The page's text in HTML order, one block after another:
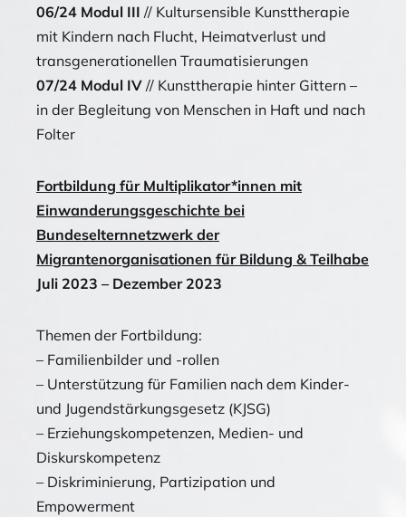
06/24 Modul III // Kultursensible Kunsttherapie
mit Kindern nach Flucht, Heimatverlust und
transgenerationellen Traumatisierungen
07/24 Modul IV // Kunsttherapie hinter Gittern –
in der Begleitung von Menschen in Haft und nach
Folter
Fortbildung für Multiplikator*innen mit
Einwanderungsgeschichte bei
Bundeselternnetzwerk der
Migrantenorganisationen für Bildung & Teilhabe
Juli 2023 – Dezember 2023
Themen der Fortbildung:
– Familienbilder und -rollen
– Unterstützung für Familien nach dem Kinder-
und Jugendstärkungsgesetz (KJSG)
– Erziehungskompetenzen, Medien- und
Diskurskompetenz
– Diskriminierung, Partizipation und
Empowerment